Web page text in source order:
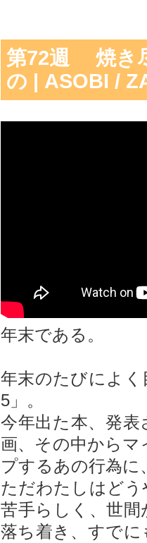
第72週 焼き
の | ASOBI /
年末である。
年末のたびによ
5」。
今年出た本、発
画、その中から
プするあの行為
ただわたしはど
苦手らしく、世
落ち着き、すで